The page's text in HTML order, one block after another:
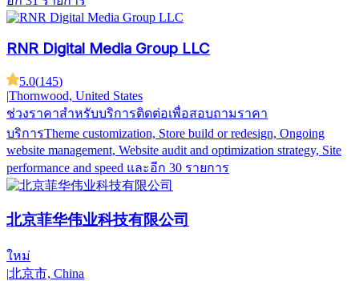
RNR Digital Media Group LLC
5.0(145)
|Thornwood, United States
ช่วงราคาสำหรับบริการติดต่อเพื่อสอบถามราคา
บริการTheme customization, Store build or redesign, Ongoing
website management, Website audit and optimization strategy, Site
performance and speed และอีก 30 รายการ
北京菲华伟业科技有限公司
ใหม่
|北京市, China